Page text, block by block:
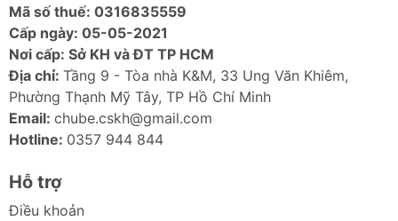
Mã số thuế: 0316835559
Cấp ngày: 05-05-2021
Nơi cấp: Sở KH và ĐT TP HCM
Địa chỉ: Tầng 9 - Tòa nhà K&M, 33 Ung Văn Khiêm,
Phường Thạnh Mỹ Tây, TP Hồ Chí Minh
Email: chube.cskh@gmail.com
Hotline: 0357 944 844
Hỗ trợ
Điều khoản